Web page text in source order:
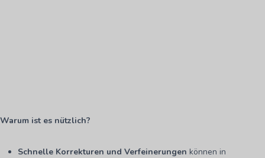
Warum ist es nützlich?
Schnelle Korrekturen und Verfeinerungen können in